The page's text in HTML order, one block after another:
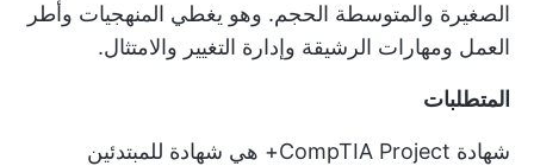
الصغيرة والمتوسطة الحجم. وهو يغطي المنهجيات وأطر
العمل ومهارات الرشيقة وإدارة التغيير والامتثال.
المتطلبات
شهادة CompTIA Project+ هي شهادة للمبتدئين